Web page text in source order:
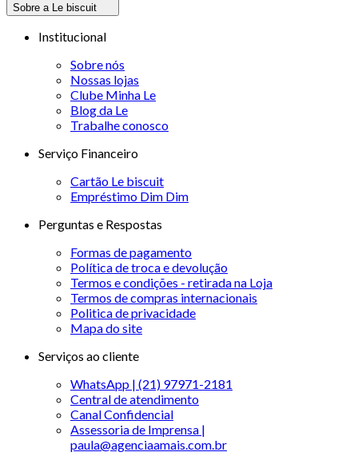
Sobre a Le biscuit
Institucional
Sobre nós
Nossas lojas
Clube Minha Le
Blog da Le
Trabalhe conosco
Serviço Financeiro
Cartão Le biscuit
Empréstimo Dim Dim
Perguntas e Respostas
Formas de pagamento
Política de troca e devolução
Termos e condições - retirada na Loja
Termos de compras internacionais
Politica de privacidade
Mapa do site
Serviços ao cliente
WhatsApp | (21) 97971-2181
Central de atendimento
Canal Confidencial
Assessoria de Imprensa |
paula@agenciaamais.com.br